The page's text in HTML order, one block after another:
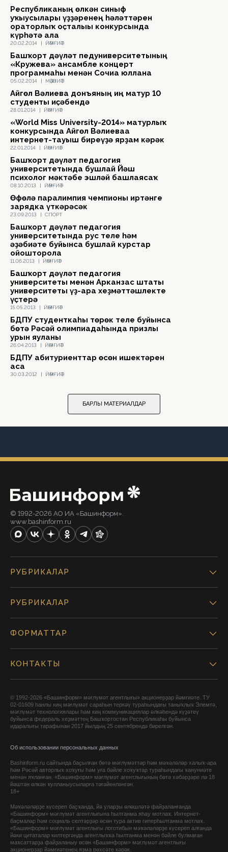
20.02.2014 | ЙӘМҒИӘТ
Республиканың өлкән синыф
уҡыусылары үҙҙәренең һәләттәрен
ораторлыҡ оҫталығы конкурсында
күрһәтә ала
05.02.2014 | МӘҘӘНИӘТ
Башҡорт дәүләт педуниверситетының
«Кружева» ансамбле концерт
программаһы менән Сочиға юллана
28.01.2014 | ЙӘМҒИӘТ
Айгөл Вәлиева донъяның иң матур 10
студенты иҫәбендә
22.01.2014 | ЙӘМҒИӘТ
«World Miss University-2014» матурлыҡ
конкурсында Айгөл Вәлиеваға
интернет-тауыш биреүҙә ярҙам кәрәк
08.10.2013 | ЙӘМҒИӘТ
Башҡорт дәүләт педагогия
университетында бушлай Йәш
психолог мәктәбе эшләй башлаясаҡ
23.09.2013 | СПОРТ
Өфөлә паралимпия чемпионы иртәнге
зарядка үткәрәсәк
11.06.2013 | ЙӘМҒИӘТ
Башҡорт дәүләт педагогия
университетында рус теле һәм
әҙәбиәте буйынса бушлай курстар
ойошторола
15.05.2013 | ЙӘМҒИӘТ
Башҡорт дәүләт педагогия
университеты менән Арканзас штаты
университеты үҙ-ара хеҙмәттәшлекте
үҫтерә
26.04.2013 | ЙӘМҒИӘТ
БДПУ студенткаһы төрөк теле буйынса
бөтә Рәсәй олимпиадаһында призлы
урын яуланы
30.03.2012 | ЙӘМҒИӘТ
БДПУ абитуриенттар өсөн ишектәрен
аса
БАРЛЫҠ МАТЕРИАЛДАР
© 1992-2026 АО ИА «Башинформ».
www.bashinform.ru
РУБРИКАЛАР
РУБРИКАЛАР
ФОРМАТТАР
КОНТАКТЫ
© 1992-2026 «Башинформ» мәғлүмәт агентлығы» акционерҙар йәмғиәте. ТУ
02-01609 һанлы киң мәғлүмәт сараһын теркәү тураһындағы таныҡлыҡ Элемтә,
мәғлүмәт технологиялары һәм киң коммуникациялар өлкәһендә күҙәтеү
буйынса федераль хеҙмәттең Башҡортостан Республикаһы буйынса
идаралығы тарафынан 2017 йылдың 25 сентябрендә бирелгән.
Об использовании персональных данных
Bashinform.ru сайтында баҫылған бөтә мәғлүмәттәр һәм мәҡәләләр халыҡ-ара
һәм Рәсәй авторлыҡ хоҡуғы һәм уға бәйле хоҡуҡтар тураһындағы ҡануниәте
менән яҡланған. «Башинформ» мәғлүмәт агентлығының бөтә хәбәрҙәре лә 18
йәштән өлкән ҡулланыусыларға тәғәйенләнгән.
18+
Мәҡәләләрҙе күсереп баҫҡанда, йә уларҙы өлөшләтә файҙаланғанда
«Башинформ» мәғлүмәт агентлығына һылтанма яһау мотлаҡ. Интернет-
баҫмалар һәм социаль селтәрҙәр өсөн тура актив гиперһылтанма мотлаҡ.
«Башинформ» мәғлүмәт агентлығы логотибын мәҡәләләрҙе күсереп алғанда
йәки цитаталар килтергәндә агентлыҡҡа һылтанма менән бәйле булмаған
маҡсаттарҙа файҙаланыу өсөн «Башинформ» мәғлүмәт агентлығы
акционерҙар йәмғиәтенең яҙма рөхсәте кәрәк.